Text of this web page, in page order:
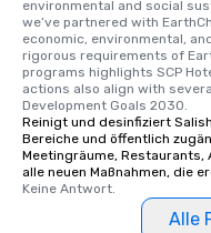
environmental and social
we’ve partnered with
economic, environmental,
rigorous requirements of
programs highlights SCP
actions also align with
Development Goals 2030.
Reinigt und desinfiziert
Bereiche und öffentlich
Meetingräume, Restaurants,
alle neuen Maßnahmen, die
Keine Antwort.
Alle